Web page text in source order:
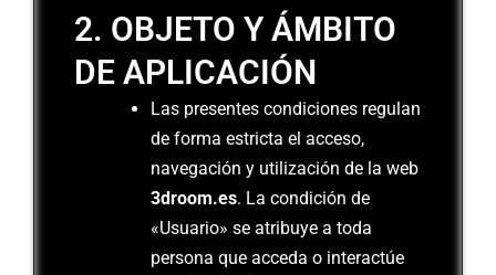
2. OBJETO Y ÁMBITO
DE APLICACIÓN
Las presentes condiciones regulan
de forma estricta el acceso,
navegación y utilización de la web
3droom.es. La condición de
«Usuario» se atribuye a toda
persona que acceda o interactúe